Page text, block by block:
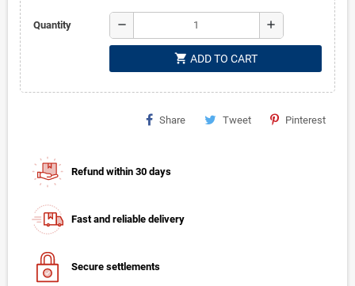
Quantity remove add
shopping_cart ADD TO CART
Share Tweet Pinterest
Refund within 30 days
Fast and reliable delivery
Secure settlements